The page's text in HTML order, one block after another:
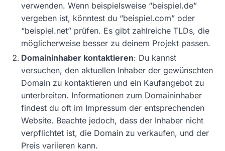
verwenden. Wenn beispielsweise “beispiel.de”
vergeben ist, könntest du “beispiel.com” oder
“beispiel.net” prüfen. Es gibt zahlreiche TLDs, die
möglicherweise besser zu deinem Projekt passen.
Domaininhaber kontaktieren: Du kannst
versuchen, den aktuellen Inhaber der gewünschten
Domain zu kontaktieren und ein Kaufangebot zu
unterbreiten. Informationen zum Domaininhaber
findest du oft im Impressum der entsprechenden
Website. Beachte jedoch, dass der Inhaber nicht
verpflichtet ist, die Domain zu verkaufen, und der
Preis variieren kann.